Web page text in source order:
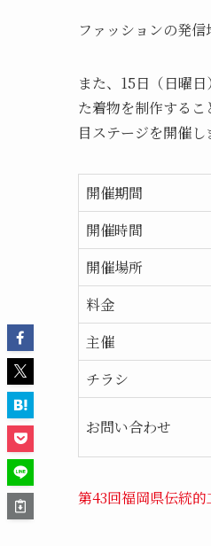
ファッションの発
また、15日（日曜
た着物を制作する
目ステージを開催し
開催期間
開催時間
開催場所
料金
主催
チラシ
お問い合わせ
第43回福岡県伝統